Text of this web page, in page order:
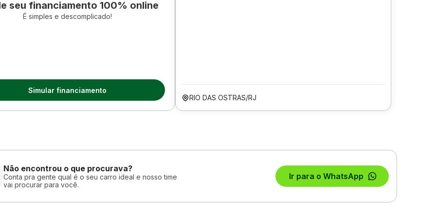
seu financiamento 100% online
É simples e descomplicado!
Simular financiamento
RIO DAS OSTRAS/RJ
Não encontrou o que procurava?
Conta pra gente qual é o seu carro ideal e nosso time
vai procurar para você.
Ir para o WhatsApp